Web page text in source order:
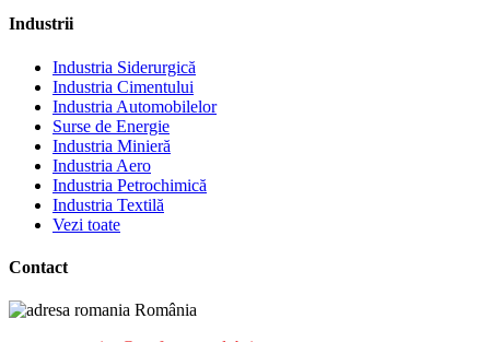
Industrii
Industria Siderurgică
Industria Cimentului
Industria Automobilelor
Surse de Energie
Industria Minieră
Industria Aero
Industria Petrochimică
Industria Textilă
Vezi toate
Contact
România